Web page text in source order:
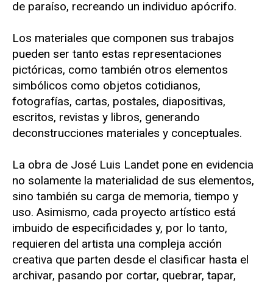
de paraíso, recreando un individuo apócrifo.
Los materiales que componen sus trabajos
pueden ser tanto estas representaciones
pictóricas, como también otros elementos
simbólicos como objetos cotidianos,
fotografías, cartas, postales, diapositivas,
escritos, revistas y libros, generando
deconstrucciones materiales y conceptuales.
La obra de José Luis Landet pone en evidencia
no solamente la materialidad de sus elementos,
sino también su carga de memoria, tiempo y
uso. Asimismo, cada proyecto artístico está
imbuido de especificidades y, por lo tanto,
requieren del artista una compleja acción
creativa que parten desde el clasificar hasta el
archivar, pasando por cortar, quebrar, tapar,